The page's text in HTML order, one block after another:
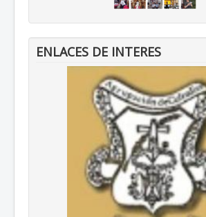
ENLACES DE INTERES